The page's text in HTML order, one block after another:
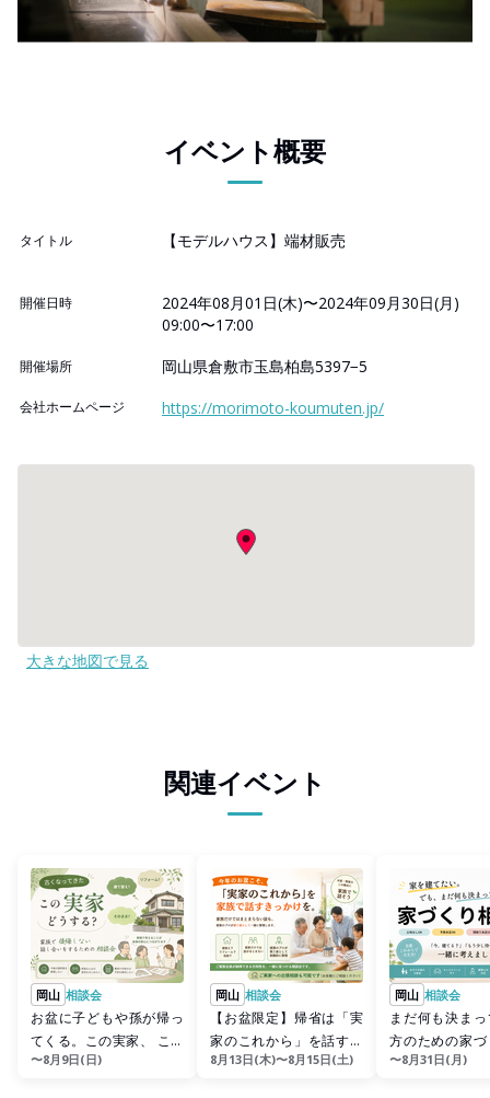
イベント概要
タイトル 【モデルハウス】端材販売
開催日時
2024年08月01日(木)〜2024年09月30日(月)
09:00〜17:00
開催場所 岡山県倉敷市玉島柏島5397−5
会社ホームページ https://morimoto-koumuten.jp/
大きな地図で見る
関連イベント
岡山 相談会
お盆に子どもや孫が帰っ
てくる。この実家、 この
先どうする？
〜8月9日(日)
岡山 相談会
【お盆限定】帰省は「実
家のこれから」を話すき
っかけに。
8月13日(木)〜8月15日(土)
岡山 相談会
まだ何も決ま
方のための家
会
〜8月31日(月)